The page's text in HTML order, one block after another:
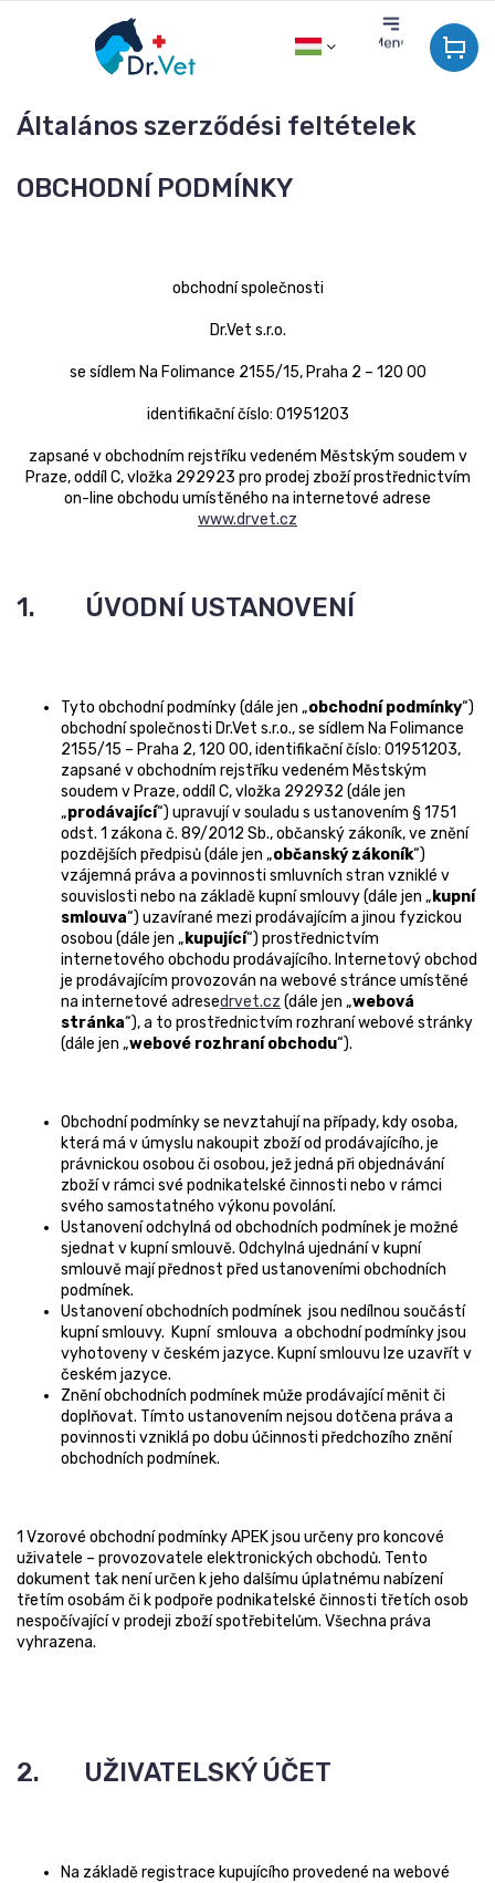
Általános szerződési feltételek
OBCHODNÍ PODMÍNKY
obchodní společnosti
Dr.Vet s.r.o.
se sídlem Na Folimance 2155/15, Praha 2 – 120 00
identifikační číslo: 01951203
zapsané v obchodním rejstříku vedeném Městským soudem v
Praze, oddíl C, vložka 292923 pro prodej zboží prostřednictvím
on-line obchodu umístěného na internetové adrese
www.drvet.cz
1. ÚVODNÍ USTANOVENÍ
Tyto obchodní podmínky (dále jen „obchodní podmínky“)
obchodní společnosti Dr.Vet s.r.o., se sídlem Na Folimance
2155/15 – Praha 2, 120 00, identifikační číslo: 01951203,
zapsané v obchodním rejstříku vedeném Městským
soudem v Praze, oddíl C, vložka 292932 (dále jen
„prodávající“) upravují v souladu s ustanovením § 1751
odst. 1 zákona č. 89/2012 Sb., občanský zákoník, ve znění
pozdějších předpisů (dále jen „občanský zákoník“)
vzájemná práva a povinnosti smluvních stran vzniklé v
souvislosti nebo na základě kupní smlouvy (dále jen „ kupní
smlouva“) uzavírané mezi prodávajícím a jinou fyzickou
osobou (dále jen „ kupující“) prostřednictvím
internetového obchodu prodávajícího. Internetový obchod
je prodávajícím provozován na webové stránce umístěné
na internetové adresedrvet.cz (dále jen „webová
stránka“), a to prostřednictvím rozhraní webové stránky
(dále jen „webové rozhraní obchodu“).
Obchodní podmínky se nevztahují na případy, kdy osoba,
která má v úmyslu nakoupit zboží od prodávajícího, je
právnickou osobou či osobou, jež jedná při objednávání
zboží v rámci své podnikatelské činnosti nebo v rámci
svého samostatného výkonu povolání.
Ustanovení odchylná od obchodních podmínek je možné
sjednat v kupní smlouvě. Odchylná ujednání v kupní
smlouvě mají přednost před ustanoveními obchodních
podmínek.
Ustanovení obchodních podmínek jsou nedílnou součástí
kupní smlouvy. Kupní smlouva a obchodní podmínky jsou
vyhotoveny v českém jazyce. Kupní smlouvu lze uzavřít v
českém jazyce.
Znění obchodních podmínek může prodávající měnit či
doplňovat. Tímto ustanovením nejsou dotčena práva a
povinnosti vzniklá po dobu účinnosti předchozího znění
obchodních podmínek.
1 Vzorové obchodní podmínky APEK jsou určeny pro koncové
uživatele – provozovatele elektronických obchodů. Tento
dokument tak není určen k jeho dalšímu úplatnému nabízení
třetím osobám či k podpoře podnikatelské činnosti třetích osob
nespočívající v prodeji zboží spotřebitelům. Všechna práva
vyhrazena.
2. UŽIVATELSKÝ ÚČET
Na základě registrace kupujícího provedené na webové